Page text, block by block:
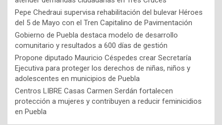
Pepe Chedraui supervisa rehabilitación del bulevar Héroes
del 5 de Mayo con el Tren Capitalino de Pavimentación
Gobierno de Puebla destaca modelo de desarrollo
comunitario y resultados a 600 días de gestión
Propone diputado Mauricio Céspedes crear Secretaría
Ejecutiva para proteger los derechos de niñas, niños y
adolescentes en municipios de Puebla
Centros LIBRE Casas Carmen Serdán fortalecen
protección a mujeres y contribuyen a reducir feminicidios
en Puebla